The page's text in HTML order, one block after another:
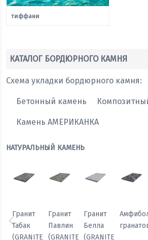
тиффани
КАТАЛОГ БОРДЮРНОГО КАМНЯ
Схема укладки бордюрного камня:
Бетонный камень
Камень АМЕРИКАНКА
НАТУРАЛЬНЫЙ КАМЕНЬ
Гранит
Табак
(GRANITE
Гранит
Павлин
(GRANITE
Гранит
Белла
(GRANITE
Предыдущий